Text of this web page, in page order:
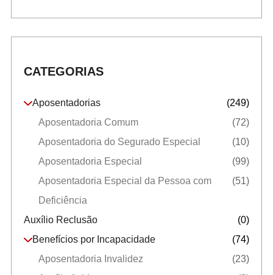
CATEGORIAS
Aposentadorias
(249)
Aposentadoria Comum
(72)
Aposentadoria do Segurado Especial
(10)
Aposentadoria Especial
(99)
Aposentadoria Especial da Pessoa com
Deficiência
(51)
Auxílio Reclusão
(0)
Benefícios por Incapacidade
(74)
Aposentadoria Invalidez
(23)